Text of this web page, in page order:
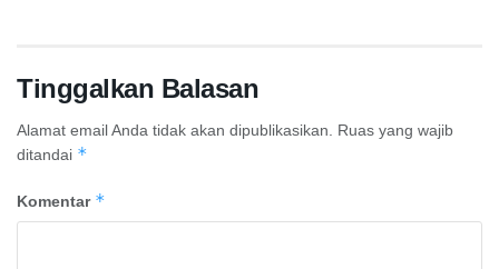
Tinggalkan Balasan
Alamat email Anda tidak akan dipublikasikan.
Ruas yang wajib
ditandai *
Komentar *